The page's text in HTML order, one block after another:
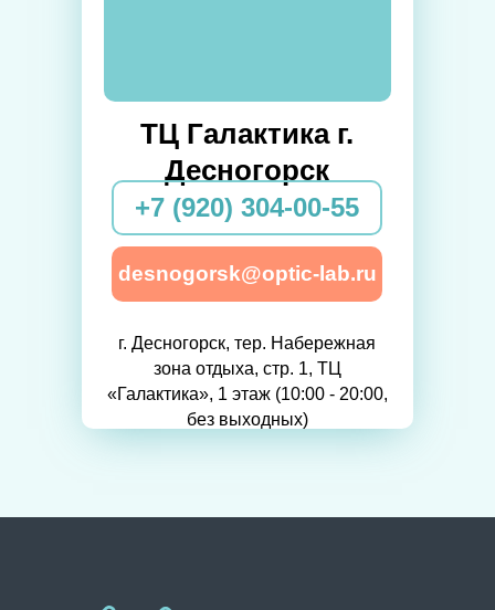
ТЦ Галактика г.
Десногорск
+7 (920) 304-00-55
desnogorsk@optic-lab.ru
г. Десногорск, тер. Набережная
зона отдыха, стр. 1, ТЦ
«Галактика», 1 этаж (10:00 - 20:00,
без выходных)